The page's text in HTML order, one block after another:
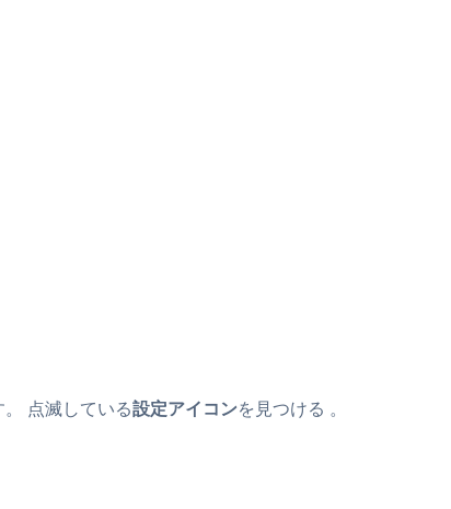
点滅している設定アイコンを見つける 。